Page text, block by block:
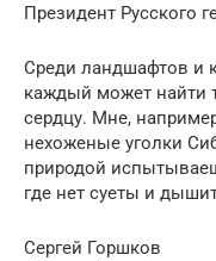
Президент Русского
Среди ландшафтов и
каждый может найти
сердцу. Мне,
нехоженые уголки
природой
где нет суеты и
Сергей Горшков